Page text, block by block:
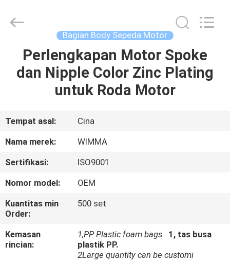
RUMAH
PRODUK
VIDEO
KAMI
TUR
PABRIK
Spare
Parts
Bagian Body Sepeda Motor
Perlengkapan Motor Spoke
dan Nipple Color Zinc Plating
untuk Roda Motor
Tempat asal:
Cina
Nama merek:
WIMMA
Sertifikasi:
ISO9001
Nomor model:
OEM
Kuantitas min
Order:
500 set
Kemasan
rincian:
1,PP Plastic foam bags . 1, tas busa
plastik PP.
2Large quantity can be customi